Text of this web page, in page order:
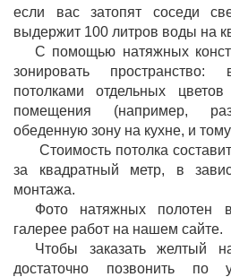
если вас затопят соседи
выдержит 100 литров воды на
С помощью натяжных
зонировать пространство:
потолками отдельных
помещения (например,
обеденную зону на кухне, и
Стоимость потолка
за квадратный метр, в
монтажа.
Фото натяжных полотен
галерее работ на нашем сайте.
Чтобы заказать желтый
достаточно позвонить по